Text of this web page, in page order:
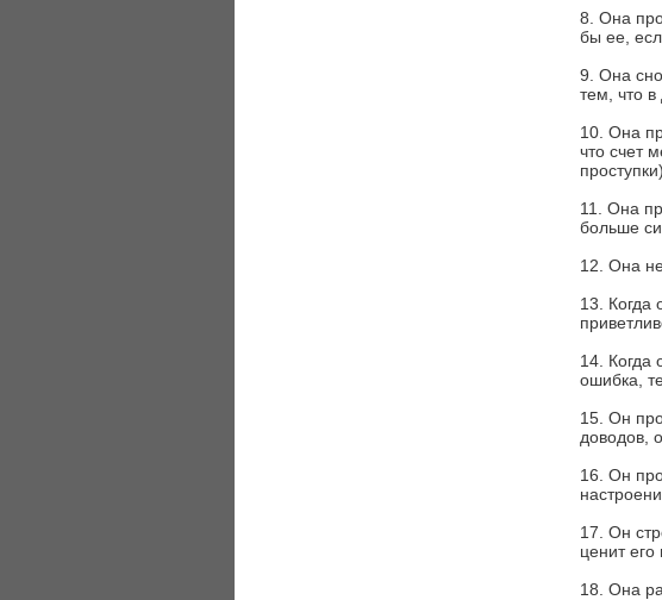
8. Она
бы ее,
9. Она
тем, что
10. Она
что счет
проступки).
11. Она
больше
12. Она не
13. Когда
14. Когда
ошибка,
15. Он
доводов,
16. Он
17. Он
ценит его
18. Она